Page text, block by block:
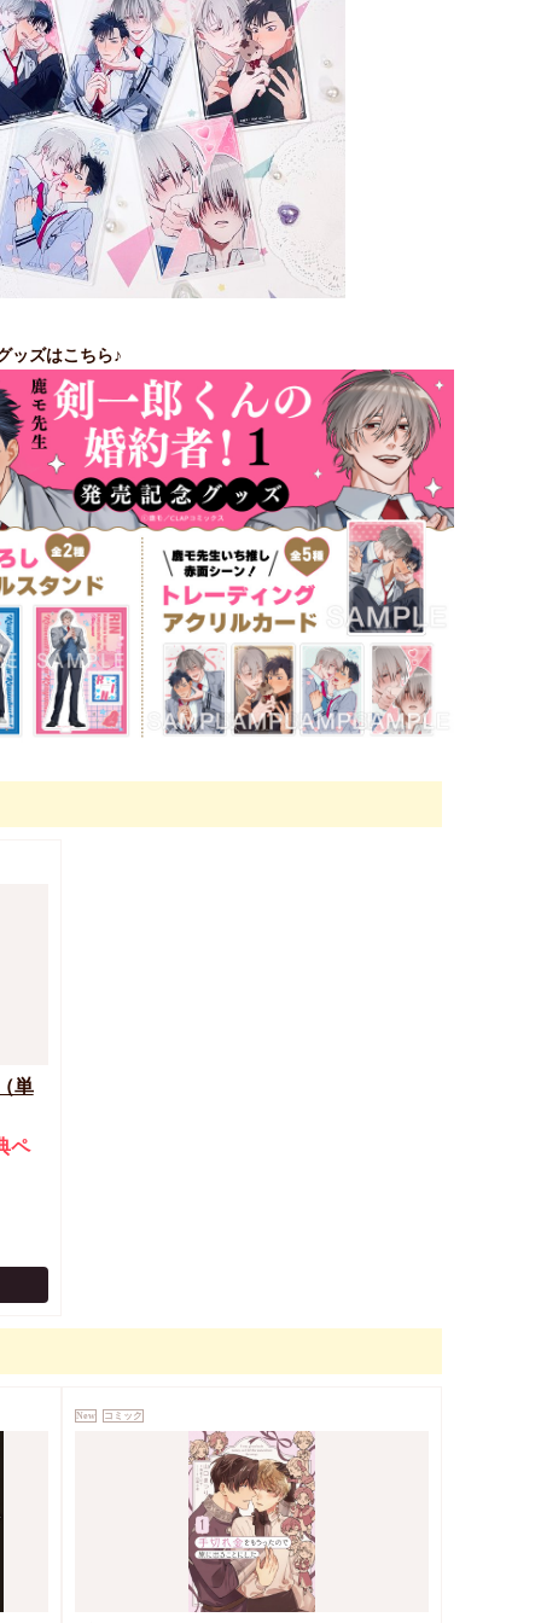
ッズはこちら♪
単
ペ
New コミック